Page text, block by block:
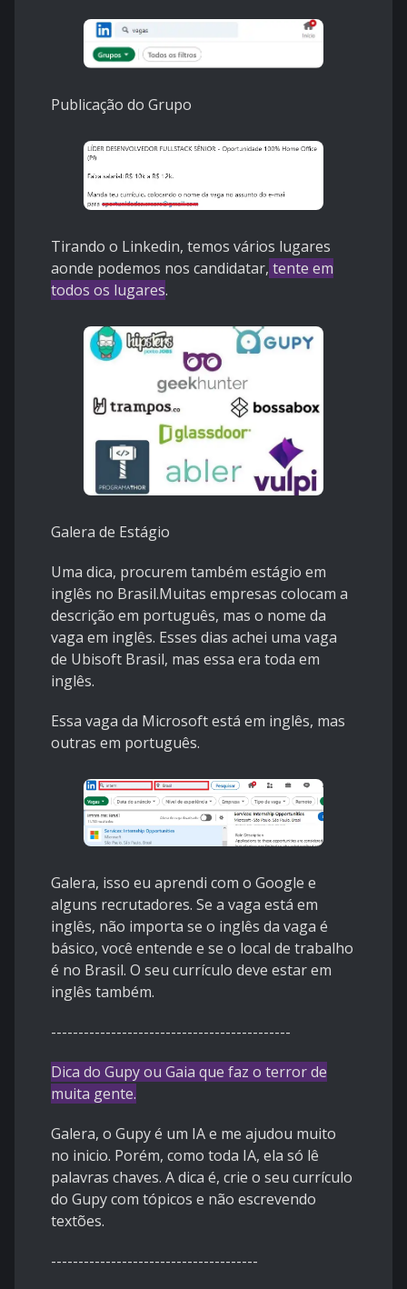
Publicação do Grupo
Tirando o Linkedin, temos vários lugares
aonde podemos nos candidatar, tente em
todos os lugares.
Galera de Estágio
Uma dica, procurem também estágio em
inglês no Brasil.Muitas empresas colocam a
descrição em português, mas o nome da
vaga em inglês. Esses dias achei uma vaga
de Ubisoft Brasil, mas essa era toda em
inglês.
Essa vaga da Microsoft está em inglês, mas
outras em português.
Galera, isso eu aprendi com o Google e
alguns recrutadores. Se a vaga está em
inglês, não importa se o inglês da vaga é
básico, você entende e se o local de trabalho
é no Brasil. O seu currículo deve estar em
inglês também.
--------------------------------------------
Dica do Gupy ou Gaia que faz o terror de
muita gente.
Galera, o Gupy é um IA e me ajudou muito
no inicio. Porém, como toda IA, ela só lê
palavras chaves. A dica é, crie o seu currículo
do Gupy com tópicos e não escrevendo
textões.
--------------------------------------